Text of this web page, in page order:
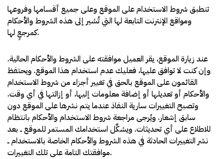
تنطبق شروط الاستخدام على الموقع وعلى جميع أقسامها وفروعها
ومواقع الإنترنت التابعة لها التي تُشير إلى هذه الشروط والأحكام
كمرجعٍ لها.
عند زيارة الموقع، يقر العميل موافقته على الشروط والأحكام الحالية.
وإن كنت لا توافق عليها، فعليك عدم استخدام هذا الموقع. ويحتفظ
القائمون على الموقع بالحق في تغيير أجزاء من شروط الاستخدام
والأحكام أو تعديلها أو إضافة معلومات إليها، أو إزالتها في أي وقت.
وتصبح التغييرات سارية النفاذ عندما يتم نشرها على الموقع دون
سابق إشعار. ويُرجى مراجعة شروط الاستخدام والأحكام بانتظام
للاطلاع على أي تحديثات. ويشكِّل استخدامك المستمر للموقع ــ بعد
نشر التغييرات الحادثة في هذه الشروط والأحكام الخاصة بالاستخدام ــ
موافقتك التامة على تلك التغييرات.